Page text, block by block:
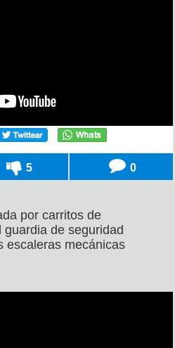
5 0
por carritos de
de seguridad
escaleras mecánicas